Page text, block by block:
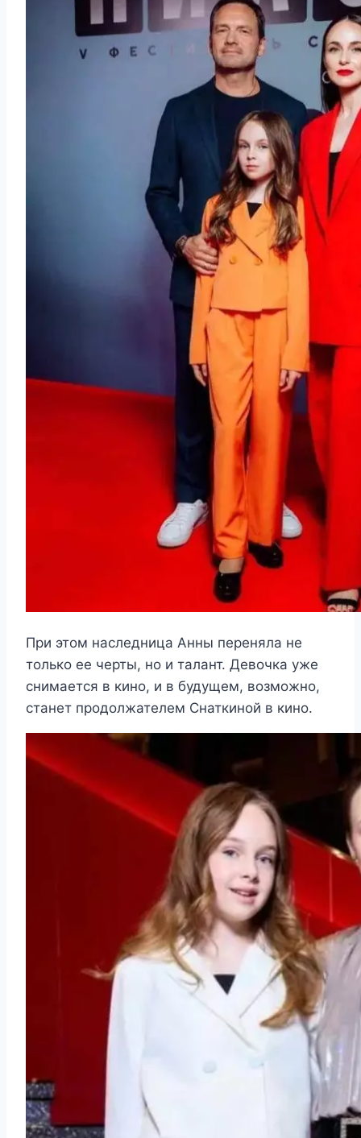
При этом наследница Анны переняла не
только ее черты, но и талант. Девочка уже
снимается в кино, и в будущем, возможно,
станет продолжателем Снаткиной в кино.